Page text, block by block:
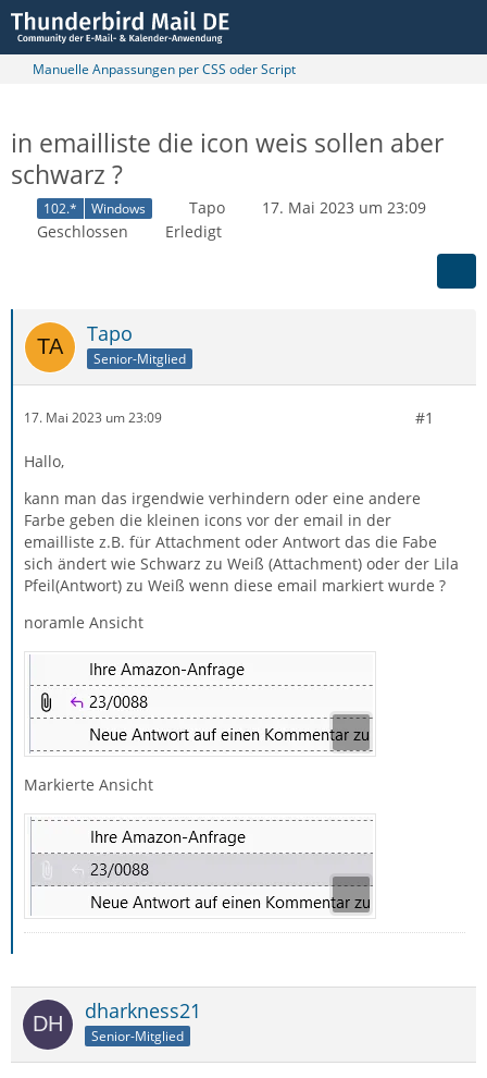
Manuelle Anpassungen per CSS oder Script
in emailliste die icon weis sollen aber
schwarz ?
102.* Windows Tapo
17. Mai 2023 um 23:09
Geschlossen
Erledigt
Tapo
Senior-Mitglied
17. Mai 2023 um 23:09 #1
Hallo,
kann man das irgendwie verhindern oder eine andere
Farbe geben die kleinen icons vor der email in der
emailliste z.B. für Attachment oder Antwort das die Fabe
sich ändert wie Schwarz zu Weiß (Attachment) oder der Lila
Pfeil(Antwort) zu Weiß wenn diese email markiert wurde ?
noramle Ansicht
Markierte Ansicht
dharkness21
Senior-Mitglied